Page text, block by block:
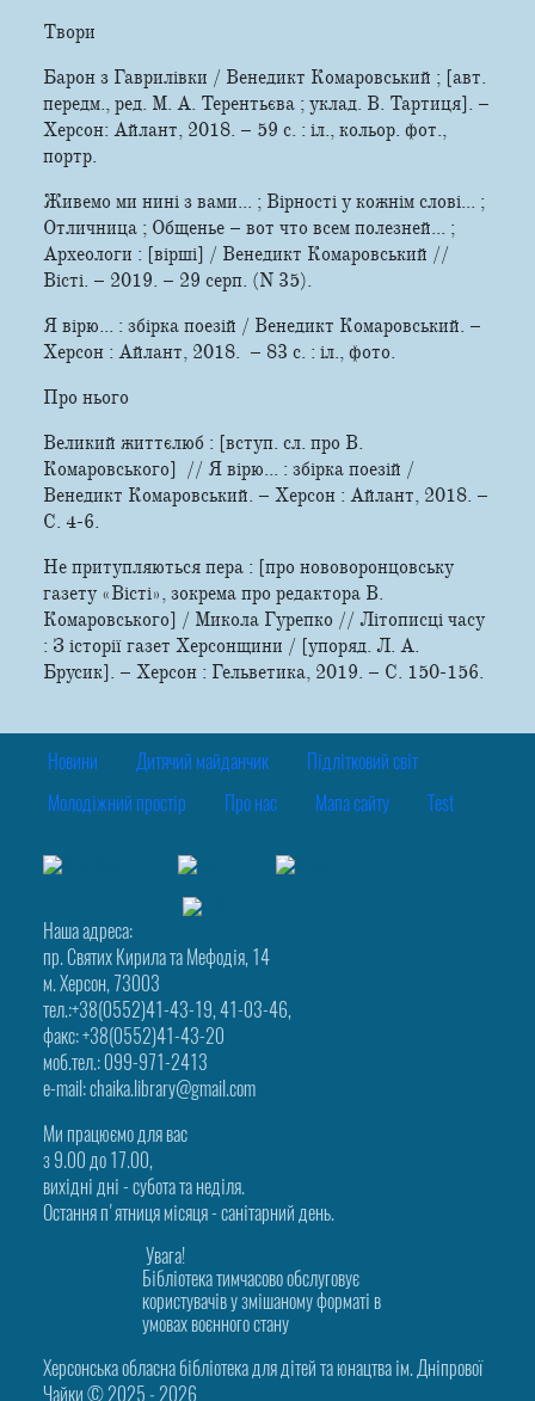
Твори
Барон з Гаврилівки / Венедикт Комаровський ; [авт.
передм., ред. М. А. Терентьєва ; уклад. В. Тартиця]. –
Херсон: Айлант, 2018. – 59 с. : іл., кольор. фот.,
портр.
Живемо ми нині з вами... ; Вірності у кожнім слові... ;
Отличница ; Общенье – вот что всем полезней... ;
Археологи : [вірші] / Венедикт Комаровський //
Вісті. – 2019. – 29 серп. (N 35).
Я вірю... : збірка поезій / Венедикт Комаровський. –
Херсон : Айлант, 2018. – 83 с. : іл., фото.
Про нього
Великий життєлюб : [вступ. сл. про В.
Комаровського] // Я вірю... : збірка поезій /
Венедикт Комаровський. – Херсон : Айлант, 2018. –
С. 4-6.
Не притупляються пера : [про нововоронцовську
газету «Вісті», зокрема про редактора В.
Комаровського] / Микола Гурепко // Літописці часу
: З історії газет Херсонщини / [упоряд. Л. А.
Брусик]. – Херсон : Гельветика, 2019. – С. 150-156.
Новини Дитячий майданчик Підлітковий світ
Молодіжний простір Про нас Мапа сайту Test
Наша адреса:
пр. Святих Кирила та Мефодія, 14
м. Херсон, 73003
тел.:+38(0552)41-43-19, 41-03-46,
факс: +38(0552)41-43-20
моб.тел.: 099-971-2413
e-mail: chaika.library@gmail.com
Ми працюємо для вас
з 9.00 до 17.00,
вихідні дні - субота та неділя.
Остання п'ятниця місяця - санітарний день.
Увага!
Бібліотека тимчасово обслуговує
користувачів у змішаному форматі в
умовах воєнного стану
Херсонська обласна бібліотека для дітей та юнацтва ім. Дніпрової
Чайки © 2025 ‑ 2026